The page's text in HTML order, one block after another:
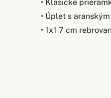
• Klasické
• Úplet s
• 1x1 7 cm